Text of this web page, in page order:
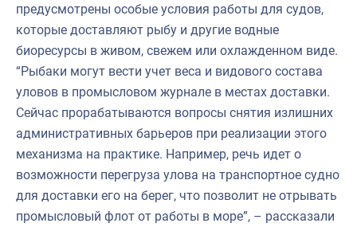
предусмотрены особые условия работы для судов,
которые доставляют рыбу и другие водные
биоресурсы в живом, свежем или охлажденном виде.
“Рыбаки могут вести учет веса и видового состава
уловов в промысловом журнале в местах доставки.
Сейчас прорабатываются вопросы снятия излишних
административных барьеров при реализации этого
механизма на практике. Например, речь идет о
возможности перегруза улова на транспортное судно
для доставки его на берег, что позволит не отрывать
промысловый флот от работы в море”, – рассказали